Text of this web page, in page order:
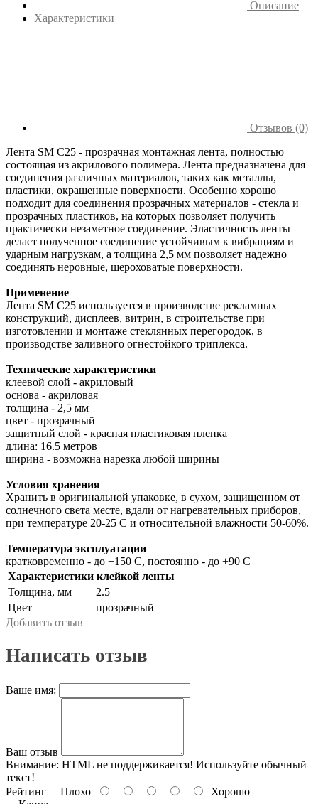
Описание
Характеристики
Отзывов (0)
Лента SM C25 - прозрачная монтажная лента, полностью
состоящая из акрилового полимера. Лента предназначена для
соединения различных материалов, таких как металлы,
пластики, окрашенные поверхности. Особенно хорошо
подходит для соединения прозрачных материалов - стекла и
прозрачных пластиков, на которых позволяет получить
практически незаметное соединение. Эластичность ленты
делает полученное соединение устойчивым к вибрациям и
ударным нагрузкам, а толщина 2,5 мм позволяет надежно
соединять неровные, шероховатые поверхности.
Применение
Лента SM C25 используется в производстве рекламных
конструкций, дисплеев, витрин, в строительстве при
изготовлении и монтаже стеклянных перегородок, в
производстве заливного огнестойкого триплекса.
Технические характеристики
клеевой слой - акриловый
основа - акриловая
толщина - 2,5 мм
цвет - прозрачный
защитный слой - красная пластиковая пленка
длина: 16.5 метров
ширина - возможна нарезка любой ширины
Условия хранения
Хранить в оригинальной упаковке, в сухом, защищенном от
солнечного света месте, вдали от нагревательных приборов,
при температуре 20-25 С и относительной влажности 50-60%.
Температура эксплуатации
кратковременно - до +150 С, постоянно - до +90 С
Характеристики клейкой ленты
Толщина, мм
2.5
Цвет
прозрачный
Добавить отзыв
Написать отзыв
Ваше имя:
Ваш отзыв
Внимание: HTML не поддерживается! Используйте обычный
текст!
Рейтинг Плохо
Хорошо